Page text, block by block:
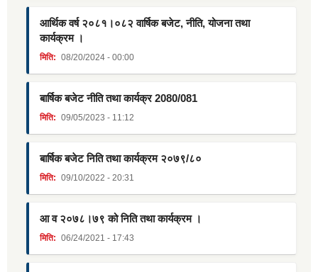
आर्थिक वर्ष २०८१।०८२ वार्षिक बजेट, नीति, योजना तथा
कार्यक्रम ।
मिति: 08/20/2024 - 00:00
बार्षिक बजेट नीति तथा कार्यक्र 2080/081
मिति: 09/05/2023 - 11:12
बार्षिक बजेट निति तथा कार्यक्रम २०७९/८०
मिति: 09/10/2022 - 20:31
आ व २०७८।७९ को निति तथा कार्यक्रम ।
मिति: 06/24/2021 - 17:43